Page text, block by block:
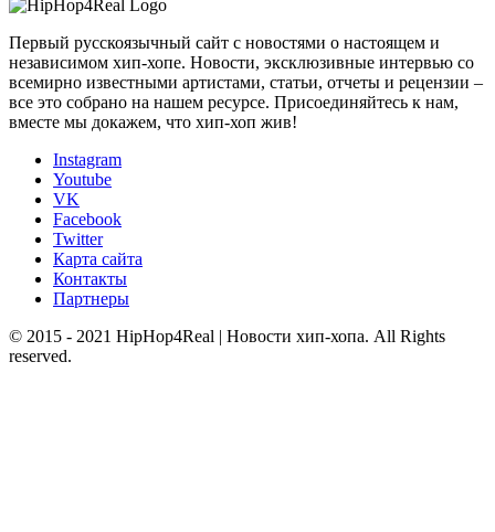
Первый русскоязычный сайт с новостями о настоящем и
независимом хип-хопе. Новости, эксклюзивные интервью со
всемирно известными артистами, статьи, отчеты и рецензии –
все это собрано на нашем ресурсе. Присоединяйтесь к нам,
вместе мы докажем, что хип-хоп жив!
Instagram
Youtube
VK
Facebook
Twitter
Карта сайта
Контакты
Партнеры
© 2015 - 2021 HipHop4Real | Новости хип-хопа. All Rights
reserved.